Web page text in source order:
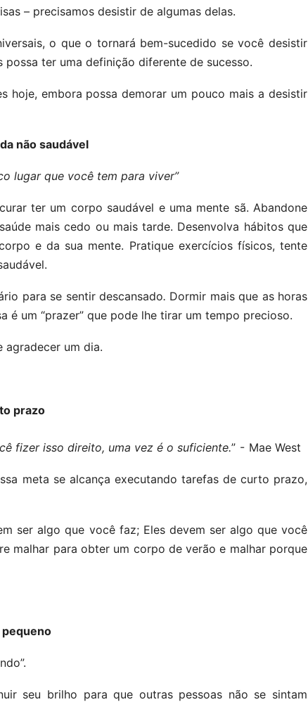
– precisamos desistir de algumas delas.
o que o tornará bem-sucedido se você desistir
possa ter uma definição diferente de sucesso.
hoje, embora possa demorar um pouco mais a desistir
não saudável
lugar que você tem para viver”
ter um corpo saudável e uma mente sã. Abandone
mais cedo ou mais tarde. Desenvolva hábitos que
e da sua mente. Pratique exercícios físicos, tente
para se sentir descansado. Dormir mais que as horas
é um “prazer” que pode lhe tirar um tempo precioso.
agradecer um dia.
prazo
fizer isso direito, uma vez é o suficiente.” - Mae West
meta se alcança executando tarefas de curto prazo,
ser algo que você faz; Eles devem ser algo que você
malhar para obter um corpo de verão e malhar porque
pequeno
seu brilho para que outras pessoas não se sintam